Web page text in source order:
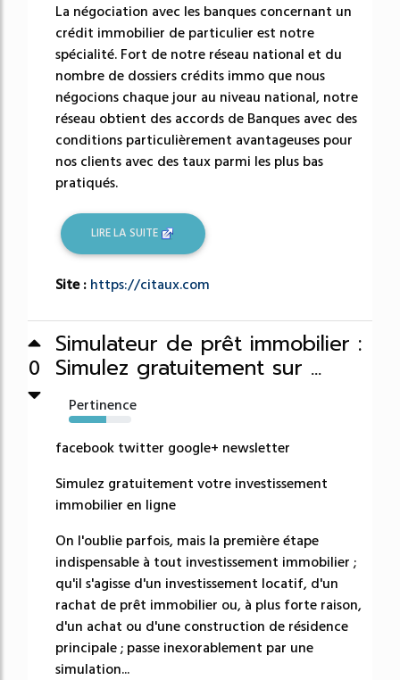
La négociation avec les banques concernant un
crédit immobilier de particulier est notre
spécialité. Fort de notre réseau national et du
nombre de dossiers crédits immo que nous
négocions chaque jour au niveau national, notre
réseau obtient des accords de Banques avec des
conditions particulièrement avantageuses pour
nos clients avec des taux parmi les plus bas
pratiqués.
LIRE LA SUITE
Site : https://citaux.com
0
Simulateur de prêt immobilier :
Simulez gratuitement sur ...
Pertinence
60%
facebook twitter google+ newsletter
Simulez gratuitement votre investissement
immobilier en ligne
On l'oublie parfois, mais la première étape
indispensable à tout investissement immobilier ;
qu'il s'agisse d'un investissement locatif, d'un
rachat de prêt immobilier ou, à plus forte raison,
d'un achat ou d'une construction de résidence
principale ; passe inexorablement par une
simulation...